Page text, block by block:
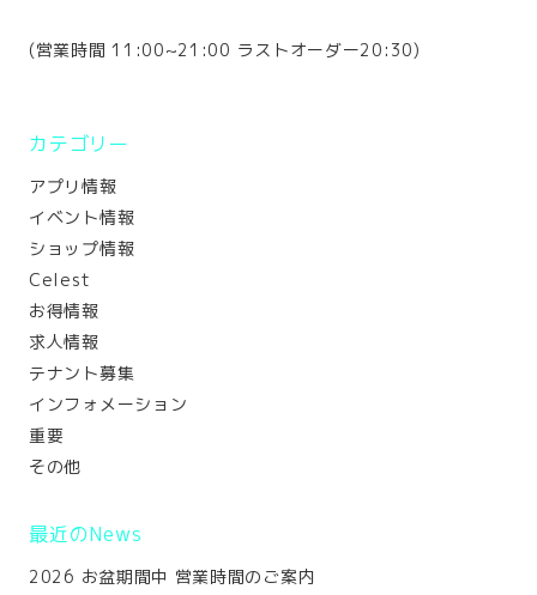
(営業時間 11:00~21:00 ラストオーダー20:30)
カテゴリー
アプリ情報
イベント情報
ショップ情報
Celest
お得情報
求人情報
テナント募集
インフォメーション
重要
その他
最近のNews
2026 お盆期間中 営業時間のご案内